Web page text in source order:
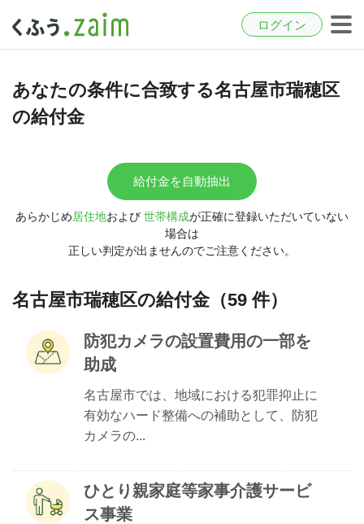
ログイン
あなたの条件に合致する名古屋市瑞穂区
の給付金
給付金を自動抽出
あらかじめ居住地および 世帯構成が正確に登録いただいていない
場合は
正しい判定が出ませんのでご注意ください。
名古屋市瑞穂区の給付金（59 件）
防犯カメラの設置費用の一部を
助成
名古屋市では、地域における犯罪抑止に
有効なハード整備への補助として、防犯
カメラの...
ひとり親家庭等家事介護サービ
ス事業